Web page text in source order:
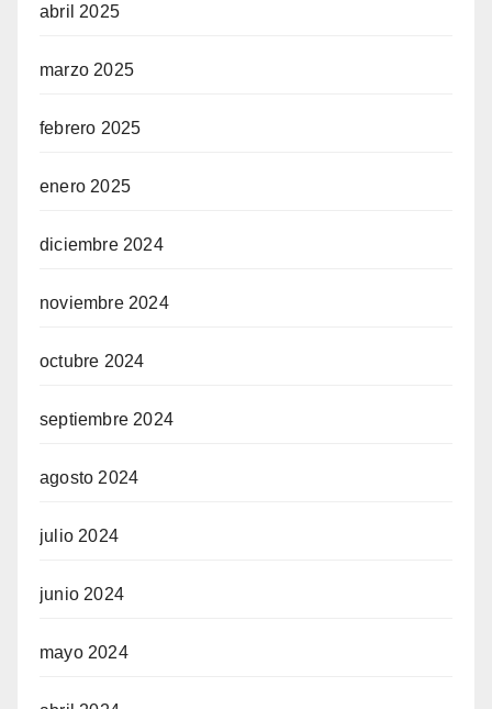
abril 2025
marzo 2025
febrero 2025
enero 2025
diciembre 2024
noviembre 2024
octubre 2024
septiembre 2024
agosto 2024
julio 2024
junio 2024
mayo 2024